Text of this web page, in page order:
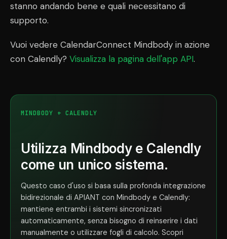
stanno andando bene e quali necessitano di
supporto.
Vuoi vedere CalendarConnect Mindbody in azione
con Calendly? Visualizza la pagina dell'app API.
MINDBODY + CALENDLY
Utilizza Mindbody e Calendly
come un unico sistema.
Questo caso d'uso si basa sulla profonda integrazione
bidirezionale di APIANT con Mindbody e Calendly:
mantiene entrambi i sistemi sincronizzati
automaticamente, senza bisogno di reinserire i dati
manualmente o utilizzare fogli di calcolo. Scopri